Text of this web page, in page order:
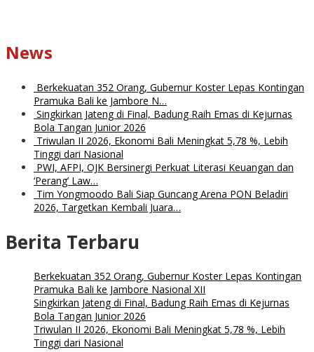
News
Berkekuatan 352 Orang, Gubernur Koster Lepas Kontingan
Pramuka Bali ke Jambore N…
Singkirkan Jateng di Final, Badung Raih Emas di Kejurnas
Bola Tangan Junior 2026
Triwulan II 2026, Ekonomi Bali Meningkat 5,78 %, Lebih
Tinggi dari Nasional
PWI, AFPI, OJK Bersinergi Perkuat Literasi Keuangan dan
‘Perang’ Law…
Tim Yongmoodo Bali Siap Guncang Arena PON Beladiri
2026, Targetkan Kembali Juara…
Berita Terbaru
Berkekuatan 352 Orang, Gubernur Koster Lepas Kontingan
Pramuka Bali ke Jambore Nasional XII
Singkirkan Jateng di Final, Badung Raih Emas di Kejurnas
Bola Tangan Junior 2026
Triwulan II 2026, Ekonomi Bali Meningkat 5,78 %, Lebih
Tinggi dari Nasional